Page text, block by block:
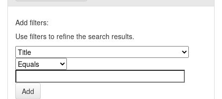
Add filters:
Use filters to refine the search results.